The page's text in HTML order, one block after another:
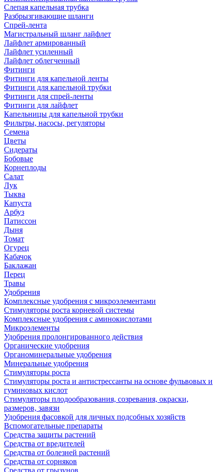
Слепая капельная трубка
Разбрызгивающие шланги
Спрей-лента
Магистральный шланг лайфлет
Лайфлет армированный
Лайфлет усиленный
Лайфлет облегченный
Фитинги
Фитинги для капельной ленты
Фитинги для капельной трубки
Фитинги для спрей-ленты
Фитинги для лайфлет
Капельницы для капельной трубки
Фильтры, насосы, регуляторы
Семена
Цветы
Сидераты
Бобовые
Корнеплоды
Салат
Лук
Тыква
Капуста
Арбуз
Патиссон
Дыня
Томат
Огурец
Кабачок
Баклажан
Перец
Травы
Удобрения
Комплексные удобрения с микроэлементами
Стимуляторы роста корневой системы
Комплексные удобрения с аминокислотами
Микроэлементы
Удобрения пролонгированного действия
Органические удобрения
Органоминеральные удобрения
Минеральные удобрения
Стимуляторы роста
Стимуляторы роста и антистрессанты на основе фульвовых и
гуминовых кислот
Стимуляторы плодообразования, созревания, окраски,
размеров, завязи
Удобрения фасовкой для личных подсобных хозяйств
Вспомогательные препараты
Средства защиты растений
Средства от вредителей
Средства от болезней растений
Средства от сорняков
Средства от грызунов